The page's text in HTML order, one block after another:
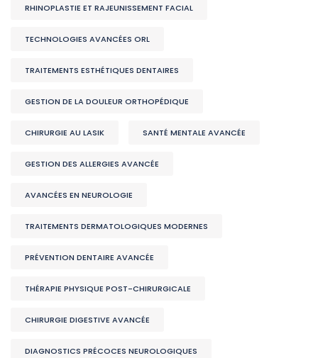
RHINOPLASTIE ET RAJEUNISSEMENT FACIAL
TECHNOLOGIES AVANCÉES ORL
TRAITEMENTS ESTHÉTIQUES DENTAIRES
GESTION DE LA DOULEUR ORTHOPÉDIQUE
CHIRURGIE AU LASIK SANTÉ MENTALE AVANCÉE
GESTION DES ALLERGIES AVANCÉE
AVANCÉES EN NEUROLOGIE
TRAITEMENTS DERMATOLOGIQUES MODERNES
PRÉVENTION DENTAIRE AVANCÉE
THÉRAPIE PHYSIQUE POST-CHIRURGICALE
CHIRURGIE DIGESTIVE AVANCÉE
DIAGNOSTICS PRÉCOCES NEUROLOGIQUES